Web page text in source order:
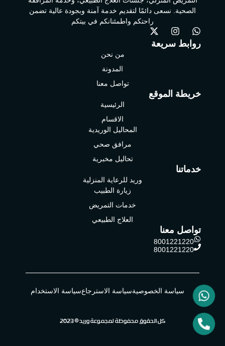
الصحية. نسعى دائمًا لتقديم خدمة آمنة وبجودة عالية تضمن
راحتكم واطمئنانكم في بيتكم
خدماتنا
وريد للرعاية المنزلية
زيارة الطبيب
خدمات التمريض
العلاج الطبيعي
المحاليل الوريدية
مرافق صحي
تحاليل مخبرية
خريطة الموقع
الرئيسية
الاقسام
تواصل معنا
8001221220
8001221220
روابط سريعة
من نحن
المدونة
تواصل معنا
كل الحقوق محفوظة لمجموعة وريد © 2023
سياسة الاستخدامسياسة الاسترجاعسياسة الخصوصية